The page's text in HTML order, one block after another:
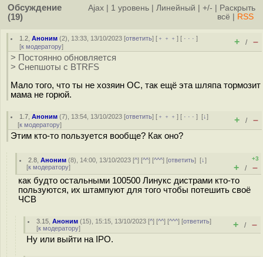
Обсуждение
(19)
Ajax 1 уровень Линейный +/-
Раскрыть
всё
RSS
1.2 ,Аноним (2), 13:33, 13/10/2023 [ответить] [ ﹢﹢﹢] [ · · ·]
[к модератору] + / –
> Постоянно обновляется
> Cнепшоты с BTRFS
Мало того, что ты не хозяин ОС, так ещё эта шляпа тормозит
мама не горюй.
1.7 ,Аноним (7), 13:54, 13/10/2023 [ответить] [ ﹢﹢﹢] [ · · ·][↓]
[к модератору] + / –
Этим кто-то пользуется вообще? Как оно?
2.8 ,Аноним (8), 14:00, 13/10/2023 [^] [^^] [^^^] [ответить][↓]
[к модератору]
+3
+ / –
как будто остальными 100500 Линукс дистрами кто-то
пользуются, их штампуют для того чтобы потешить своё
ЧСВ
3.15 ,Аноним (15), 15:15, 13/10/2023 [^] [^^] [^^^] [ответить]
[к модератору] + / –
Ну или выйти на IPO.